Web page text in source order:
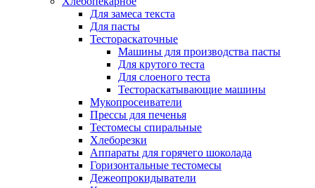
Для замеса текста
Для пасты
Тестораскаточные
Машины для производства пасты
Для крутого теста
Для слоеного теста
Тестораскатывающие машины
Мукопросеиватели
Прессы для печенья
Тестомесы спиральные
Хлеборезки
Аппараты для горячего шоколада
Горизонтальные тестомесы
Дежеопрокидыватели